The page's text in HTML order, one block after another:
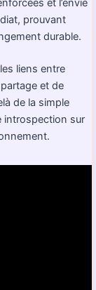
et l’envie
prouvant
durable.
liens entre
et de
de la simple
introspection sur